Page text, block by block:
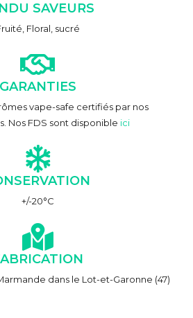
SAVEURS
Floral, sucré
GARANTIES
vape-safe certifiés par nos
Nos FDS sont disponible ici
+/-20°C
dans le Lot-et-Garonne (47)